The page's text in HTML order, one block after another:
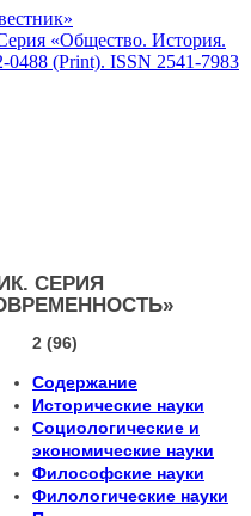
«Общество. История.
0488 (Print). ISSN 2541-7983
СЕРИЯ
2 (96)
Содержание
Исторические науки
Социологические и
экономические науки
Философские науки
Филологические науки